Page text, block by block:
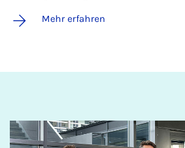
Mehr erfahren